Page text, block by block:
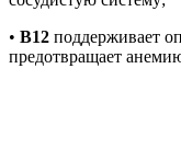
• B12 поддерживает
предотвращает